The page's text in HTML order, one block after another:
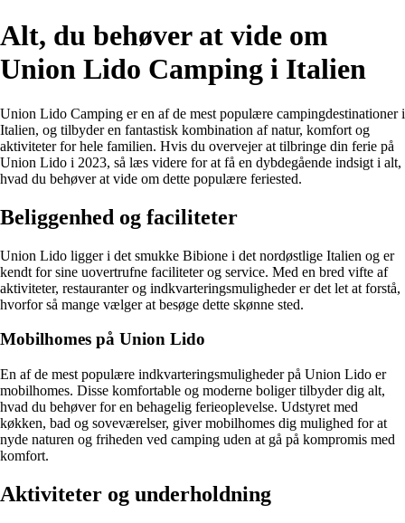
Alt, du behøver at vide om
Union Lido Camping i Italien
Union Lido Camping er en af de mest populære campingdestinationer i
Italien, og tilbyder en fantastisk kombination af natur, komfort og
aktiviteter for hele familien. Hvis du overvejer at tilbringe din ferie på
Union Lido i 2023, så læs videre for at få en dybdegående indsigt i alt,
hvad du behøver at vide om dette populære feriested.
Beliggenhed og faciliteter
Union Lido ligger i det smukke Bibione i det nordøstlige Italien og er
kendt for sine uovertrufne faciliteter og service. Med en bred vifte af
aktiviteter, restauranter og indkvarteringsmuligheder er det let at forstå,
hvorfor så mange vælger at besøge dette skønne sted.
Mobilhomes på Union Lido
En af de mest populære indkvarteringsmuligheder på Union Lido er
mobilhomes. Disse komfortable og moderne boliger tilbyder dig alt,
hvad du behøver for en behagelig ferieoplevelse. Udstyret med
køkken, bad og soveværelser, giver mobilhomes dig mulighed for at
nyde naturen og friheden ved camping uden at gå på kompromis med
komfort.
Aktiviteter og underholdning